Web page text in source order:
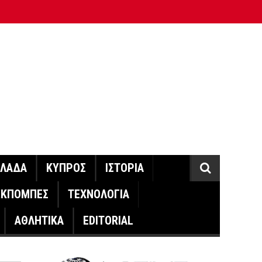
ΚΥΠΡΟΣ
ΙΣΤΟΡΙΑ
ΤΕΧΝΟΛΟΓΙΑ
ΑΘΛΗΤΙΚΑ EDITORIAL